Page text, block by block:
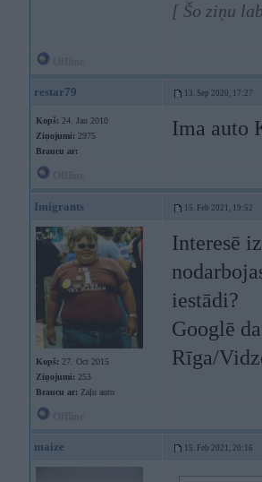
[ Šo ziņu
restar79 13. Sep 2020, 17:27
Kopš: 24. Jan 2010
Ziņojumi: 2975
Braucu ar:
Ima auto
Imigrants 15. Feb 2021, 19:52
Kopš: 27. Oct 2015
Ziņojumi: 253
Braucu ar: Zaļu auto
Interesē
iestādi?
Googlē
Rīga/
maize 15. Feb 2021, 20:16